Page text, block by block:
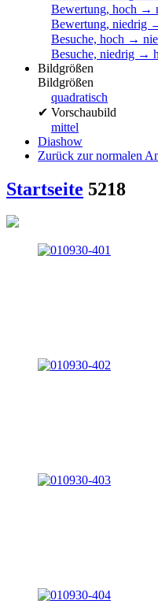
Bewertung, hoch →
Bewertung, niedrig
Besuche, hoch →
Besuche, niedrig →
Bildgrößen
Bildgrößen
quadratisch
✔ Vorschaubild
mittel
Diashow
Zurück zur normalen
Startseite 5218